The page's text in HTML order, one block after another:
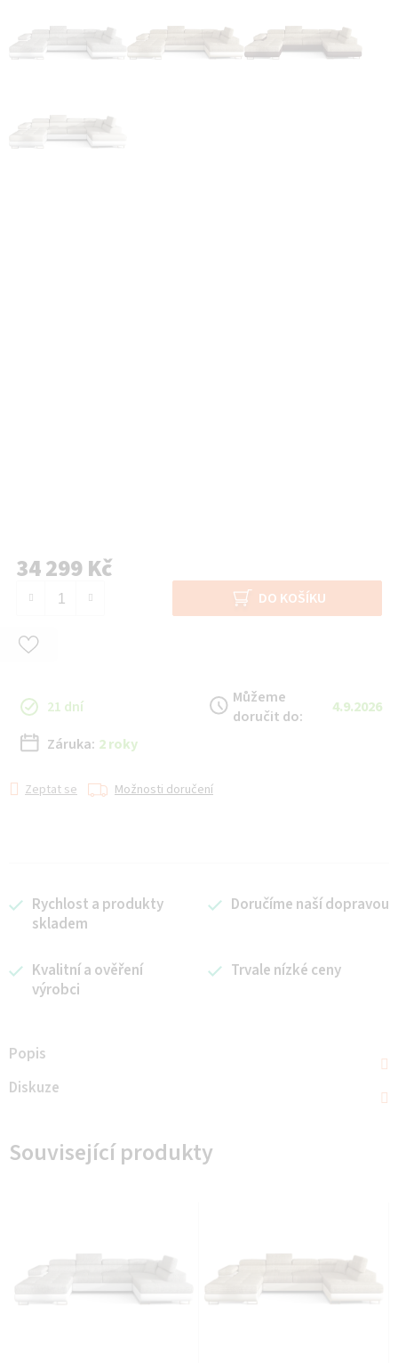
34 299 Kč
Měrná cena:
DO KOŠÍKU
21 dní
Můžeme
doručit do:
4.9.2026
Záruka: 2 roky
Zeptat se Možnosti doručení
Rychlost a produkty
skladem
Doručíme naší dopravou
Kvalitní a ověření
výrobci
Trvale nízké ceny
Popis
Diskuze
Související produkty